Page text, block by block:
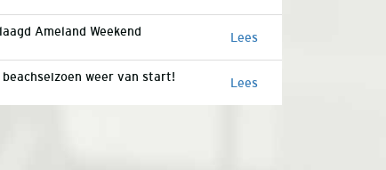
Ameland Weekend Lees
beachseizoen weer van start! Lees